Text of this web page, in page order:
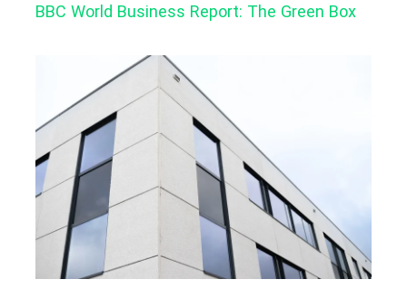
BBC World Business Report: The Green Box